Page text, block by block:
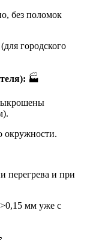
без поломок
городского
🏭
окружности.
перегрева и при
>0,15 мм уже с